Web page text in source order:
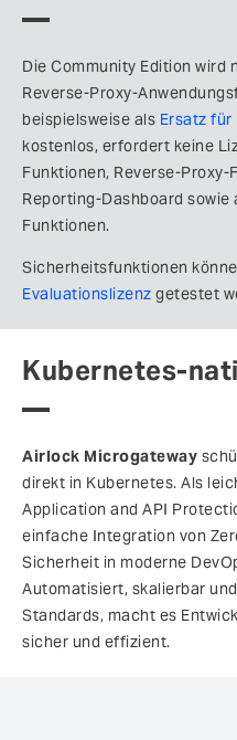
Die Community Edition wird
Reverse-Proxy-
beispielsweise als Ersatz für
kostenlos, erfordert keine
Funktionen, Reverse-
Reporting-Dashboard
Funktionen.
Sicherheitsfunktionen
Evaluationslizenz getestet
Kubernetes-
Airlock Microgateway
direkt in Kubernetes. Als
Application and API
einfache Integration von
Sicherheit in moderne
Automatisiert, skalierbar
Standards, macht es
sicher und effizient.